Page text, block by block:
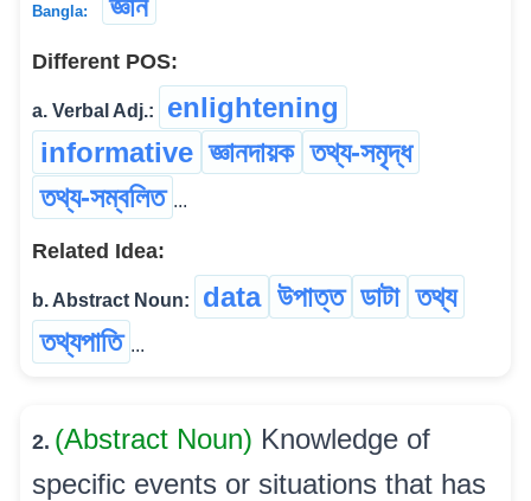
Bangla:
Different POS:
a. Verbal Adj.:
enlightening
informative জ্ঞানদায়ক তথ্য-সমৃদ্ধ
তথ্য-সম্বলিত ...
Related Idea:
b. Abstract Noun: data উপাত্ত ডাটা তথ্য
তথ্যপাতি ...
2. (Abstract Noun) Knowledge of
specific events or situations that has